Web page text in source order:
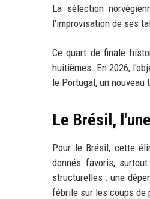
La sélection
l'improvisation de ses
Ce quart de finale
huitièmes. En 2026,
le Portugal, un
Le Brésil,
Pour le Brésil, cette
donnés favoris,
structurelles : une
fébrile sur les coups de